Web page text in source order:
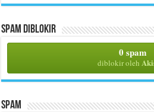
Spam Diblokir
0 spam
diblokir oleh
Spam